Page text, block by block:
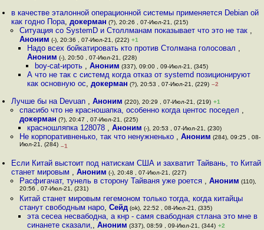
в качестве эталонной операционной системы применяется Debian ой
как годно Пора,докерман (?), 20:26 , 07-Июл-21, (215)
Ситуация со SystemD и Столлманам показывает что это не так ,
Аноним (-), 20:36 , 07-Июл-21, (222) +1
Надо всех бойкатировать кто против Столмана голосовал ,
Аноним (-), 20:50 , 07-Июл-21, (228)
boy-cat-ироть ,Аноним (337), 09:00 , 09-Июл-21, (345)
А что не так с системд когда отказ от systemd позиционируют
как основную ос, докерман (?), 20:53 , 07-Июл-21, (229) –2
Лучше бы на Devuan ,Аноним (220), 20:29 , 07-Июл-21, (219) +1
спасибо что не красношапка, особенно когда центос поседел ,
докерман (?), 20:47 , 07-Июл-21, (225)
красношляпка 128078 , Аноним (-), 20:53 , 07-Июл-21, (230)
Не корпоративненько, так что ненужненько , Аноним (284), 09:25 , 08-
Июл-21, (284) –1
Если Китай выстоит под натискам США и захватит Тайвань, то Китай
станет мировым ,Аноним (-), 20:48 , 07-Июл-21, (227)
Расфигачат, тунель в сторону Тайваня уже роется , Аноним (110),
20:56 , 07-Июл-21, (231)
Китай станет мировым гегемоном только тогда, когда китайцы
станут свободным наро, Сейд(ok), 22:52 , 08-Июл-21, (335)
эта сесеа несвабодна, а кнр - самя свабодная стлана это мне в
синанете сказали,, Аноним (337), 08:59 , 09-Июл-21, (344) +2